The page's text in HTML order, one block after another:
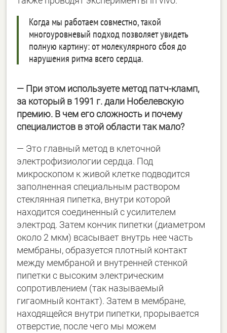
Когда мы работаем совместно, такой
многоуровневый подход позволяет увидеть
полную картину: от молекулярного сбоя до
нарушения ритма всего сердца.
— При этом используете метод патч-кламп,
за который в 1991 г. дали Нобелевскую
премию. В чем его сложность и почему
специалистов в этой области так мало?
— Это главный метод в клеточной
электрофизиологии сердца. Под
микроскопом к живой клетке подводится
заполненная специальным раствором
стеклянная пипетка, внутри которой
находится соединенный с усилителем
электрод. Затем кончик пипетки (диаметром
около 2 мкм) всасывает внутрь нее часть
мембраны, образуется плотный контакт
между мембраной и внутренней стенкой
пипетки с высоким электрическим
сопротивлением (так называемый
гигаомный контакт). Затем в мембране,
находящейся внутри пипетки, прорывается
отверстие, после чего мы можем